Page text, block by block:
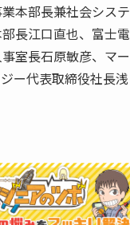
本部長兼社会システ
長江口直也、富士電
室長石原敏彦、マー
ー代表取締役社長浅